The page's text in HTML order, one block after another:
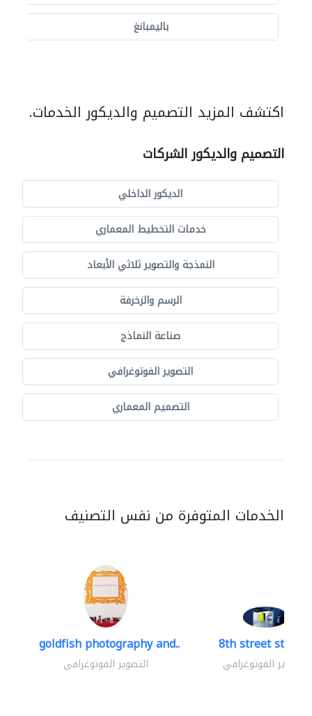
باليمبانغ
اكتشف المزيد التصميم والديكور الخدمات.
التصميم والديكور الشركات
الديكور الداخلي
خدمات التخطيط المعماري
النمذجة والتصوير ثلاثي الأبعاد
الرسم والزخرفة
صناعة النماذج
التصوير الفوتوغرافي
التصميم المعماري
الخدمات المتوفرة من نفس التصنيف
goldfish photography and..
التصوير الفوتوغرافي
8th street studios
التصوير الفوتوغرافي